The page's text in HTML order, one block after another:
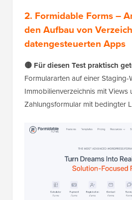
2. Formidable Forms –
den Aufbau von
datengesteuerten Apps
🟡 Für diesen Test praktisch
Formulararten auf einer Staging-
Immobilienverzeichnis mit Views
Zahlungsformular mit bedingter